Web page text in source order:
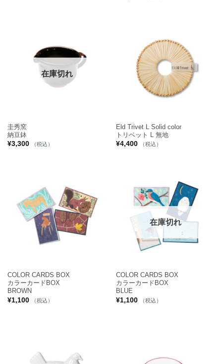
在庫切れ
圭秀窯
納豆鉢
¥3,300 （税込）
Eld Trivet L Solid color
トリベット L 無地
¥4,400 （税込）
COLOR CARDS BOX
カラーカードBOX
BROWN
¥1,100 （税込）
在庫切れ
COLOR CARDS BOX
カラーカードBOX
BLUE
¥1,100 （税込）